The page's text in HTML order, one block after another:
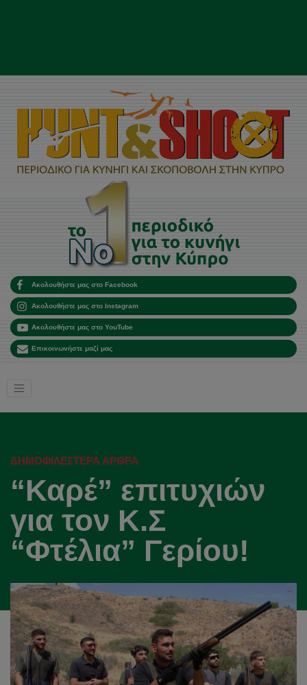
Ακολουθήστε μας στο Facebook
Ακολουθήστε μας στο Instagram
Ακολουθήστε μας στο YouTube
Επικοινωνήστε μαζί μας
ΔΗΜΟΦΙΛΈΣΤΕΡΑ ΆΡΘΡΑ
“Καρέ” επιτυχιών
για τον Κ.Σ
“Φτέλια” Γερίου!